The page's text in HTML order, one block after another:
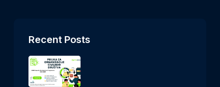
Recent Posts